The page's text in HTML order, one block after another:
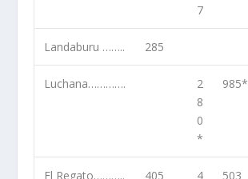
7
Landaburu …….. 285
Luchana………….
2
8
0
*
985*
El Regato……….. 405 4 503